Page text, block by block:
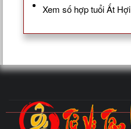
Xem số hợp tuổi Ất Hợi